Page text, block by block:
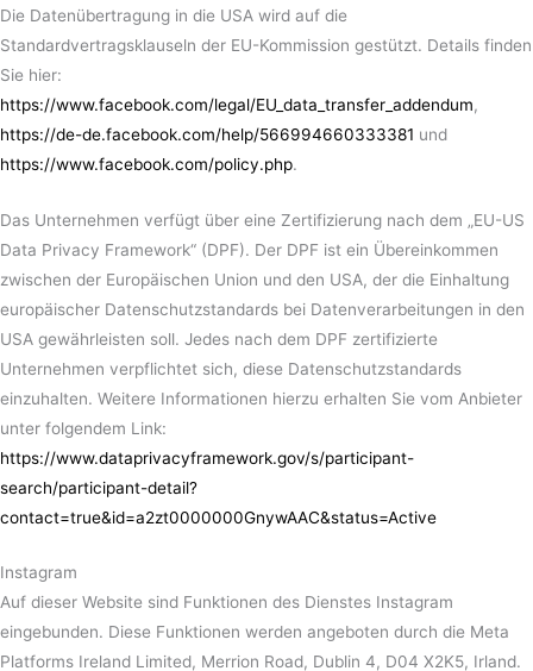
Die Datenübertragung in die USA wird auf die
Standardvertragsklauseln der EU-Kommission gestützt. Details finden
Sie hier:
https://www.facebook.com/legal/EU_data_transfer_addendum,
https://de-de.facebook.com/help/566994660333381 und
https://www.facebook.com/policy.php.
Das Unternehmen verfügt über eine Zertifizierung nach dem „EU-US
Data Privacy Framework“ (DPF). Der DPF ist ein Übereinkommen
zwischen der Europäischen Union und den USA, der die Einhaltung
europäischer Datenschutzstandards bei Datenverarbeitungen in den
USA gewährleisten soll. Jedes nach dem DPF zertifizierte
Unternehmen verpflichtet sich, diese Datenschutzstandards
einzuhalten. Weitere Informationen hierzu erhalten Sie vom Anbieter
unter folgendem Link:
https://www.dataprivacyframework.gov/s/participant-
search/participant-detail?
contact=true&id=a2zt0000000GnywAAC&status=Active
Instagram
Auf dieser Website sind Funktionen des Dienstes Instagram
eingebunden. Diese Funktionen werden angeboten durch die Meta
Platforms Ireland Limited, Merrion Road, Dublin 4, D04 X2K5, Irland.